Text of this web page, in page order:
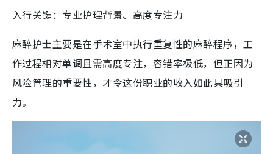
入行关键：专业护理背景、高度专注力
麻醉护士主要是在手术室中执行重复性的麻醉程序，工
作过程相对单调且需高度专注，容错率极低，但正因为
风险管理的重要性，才令这份职业的收入如此具吸引
力。